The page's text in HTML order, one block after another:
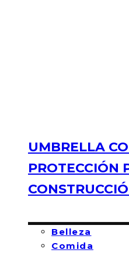
UMBRELLA
PROTECCIÓN
Belleza
Comida